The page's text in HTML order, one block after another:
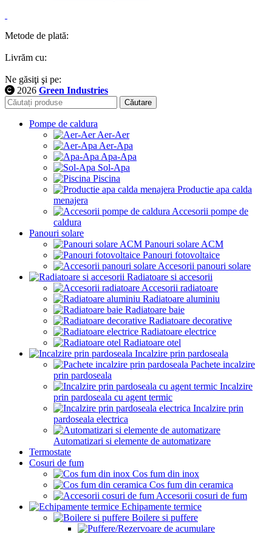
Metode de plată:
Livrăm cu:
Ne găsiţi şi pe:
2026 Green Industries
Căutare
Pompe de caldura
Aer-Aer
Aer-Apa
Apa-Apa
Sol-Apa
Piscina
Productie apa calda
menajera
Accesorii pompe de
caldura
Panouri solare
Panouri solare ACM
Panouri fotovoltaice
Accesorii panouri solare
Radiatoare si accesorii
Accesorii radiatoare
Radiatoare aluminiu
Radiatoare baie
Radiatoare decorative
Radiatoare electrice
Radiatoare otel
Incalzire prin pardoseala
Pachete incalzire
prin pardoseala
Incalzire
prin pardoseala cu agent termic
Incalzire prin
pardoseala electrica
Automatizari si elemente de automatizare
Termostate
Cosuri de fum
Cos fum din inox
Cos fum din ceramica
Accesorii cosuri de fum
Echipamente termice
Boilere si puffere